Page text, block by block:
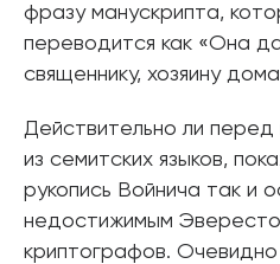
фразу манускрипта,
переводится как «Она
священнику, хозяину
Действительно ли
из семитских языков,
рукопись Войнича так и
недостижимым
криптографов.